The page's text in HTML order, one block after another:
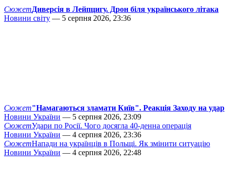
СюжетДиверсія в Лейпцигу. Дрон біля українського літака
Новини світу — 5 серпня 2026, 23:36
Сюжет"Намагаються зламати Київ". Реакція Заходу на удар
Новини України — 5 серпня 2026, 23:09
СюжетУдари по Росії. Чого досягла 40-денна операція
Новини України — 4 серпня 2026, 23:36
СюжетНапади на українців в Польщі. Як змінити ситуацію
Новини України — 4 серпня 2026, 22:48